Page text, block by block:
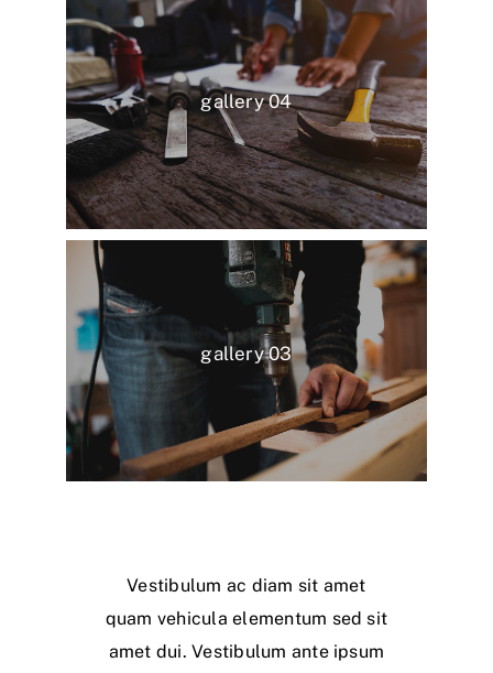
gallery 04
gallery 03
Vestibulum ac diam sit amet
quam vehicula elementum sed sit
amet dui. Vestibulum ante ipsum